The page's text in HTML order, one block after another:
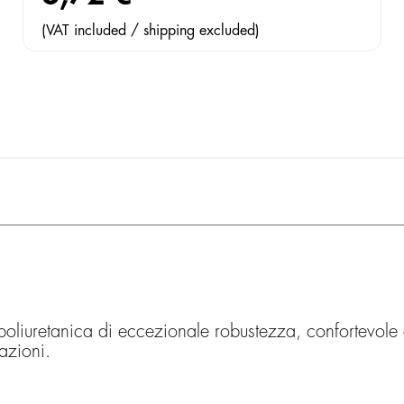
(VAT included / shipping excluded)
di eccezionale robustezza, confortevole